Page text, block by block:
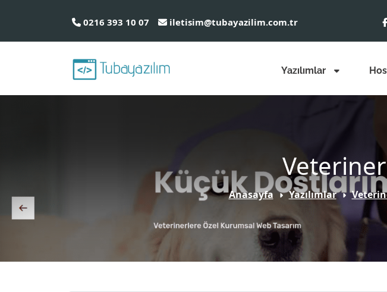
0216 393 10 07 iletisim@tubayazilim.com.tr
Yazılımlar
Veteriner
Anasayfa Yazılımlar